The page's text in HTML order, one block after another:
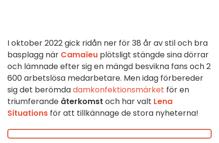
I oktober 2022 gick ridån ner för 38 år av stil och bra
basplagg när Camaïeu plötsligt stängde sina dörrar
och lämnade efter sig en mängd besvikna fans och 2
600 arbetslösa medarbetare. Men idag förbereder
sig det berömdadamkonfektionsmärket för en
triumferande återkomst och har valt Lena
Situations för att tillkännage de stora nyheterna!